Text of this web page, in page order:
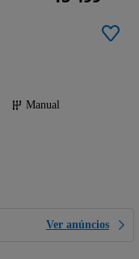
Manual
Ver anúncios